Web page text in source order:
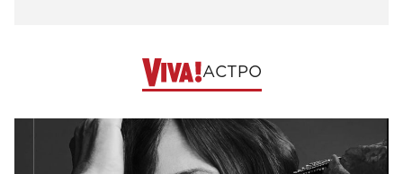
АСТРО